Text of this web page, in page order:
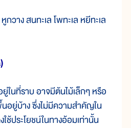
วาง สนทะเล โพทะเล หยีทะเล
ที่ราบ อาจมีต้นไม้เล็กๆ หรือ
อยู่บ้าง ซึ่งไม่มีความสำคัญใน
ช้ประโยชน์ในทางอ้อมเท่านั้น